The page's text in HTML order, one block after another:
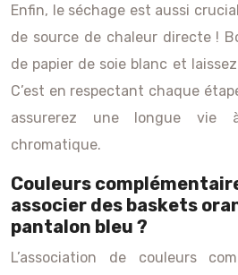
Enfin, le séchage est aussi
de source de chaleur directe !
de papier de soie blanc et
C’est en respectant chaque
assurerez une longue vie
chromatique.
Couleurs
associer des baskets
pantalon bleu ?
L’association de couleurs